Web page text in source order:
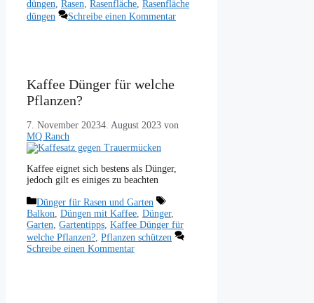
düngen, Rasen, Rasenfläche, Rasenfläche
düngen
Schreibe einen Kommentar
Kaffee Dünger für welche
Pflanzen?
7. November 20234. August 2023 von
MQ Ranch
Kaffee eignet sich bestens als Dünger,
jedoch gilt es einiges zu beachten
Kategorien
Dünger für Rasen und Garten
Schlagwörter
Balkon, Düngen mit Kaffee, Dünger,
Garten, Gartentipps, Kaffee Dünger für
welche Pflanzen?, Pflanzen schützen
Schreibe einen Kommentar